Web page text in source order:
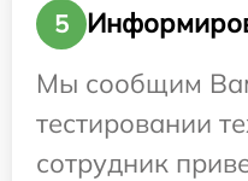
5
Мы сообщим
тестировании
сотрудник